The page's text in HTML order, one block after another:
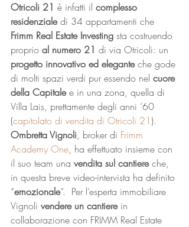
Otricoli 21 è infatti il complesso
residenziale di 34 appartamenti che
Frimm Real Estate Investing sta costruendo
proprio al numero 21 di via Otricoli: un
progetto innovativo ed elegante che gode
di molti spazi verdi pur essendo nel cuore
della Capitale e in una zona, quella di
Villa Lais, prettamente degli anni ’60
(capitolato di vendita di Otricoli 21 ).
Ombretta Vignoli, broker di Frimm
Academy One, ha effettuato insieme con
il suo team una vendita sul cantiere che,
in questa breve video-intervista ha definito
“emozionale”.  Per l’esperta immobiliare
Vignoli vendere un cantiere in
collaborazione con FRIMM Real Estate